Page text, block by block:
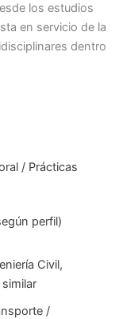
los estudios
en servicio de la
dentro
/ Prácticas
perfil)
Civil,
/